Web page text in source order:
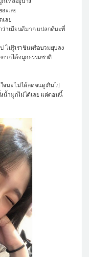
ะเลย
เลย
ว่าเนียนดีมาก แปลกดีนะที่
ไม่รู้เราชินหรือบวมยุบลง
ยากได้จมูกธรรมชาติ
นะ ไม่ได้ลดจนดูเกินไป
น้ำมูกไม่ได้เลย แต่ตอนนี้